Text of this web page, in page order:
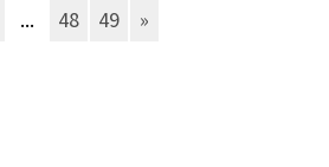
... 48 49 »